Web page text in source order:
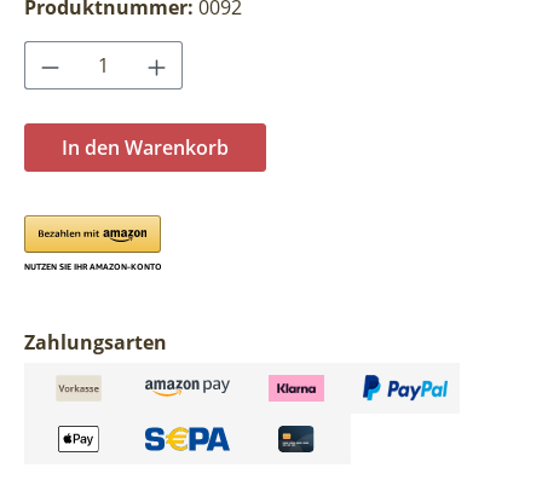
Produktnummer: 0092
Produkt Anzahl: Gib den gewünschten
In den Warenkorb
Zahlungsarten